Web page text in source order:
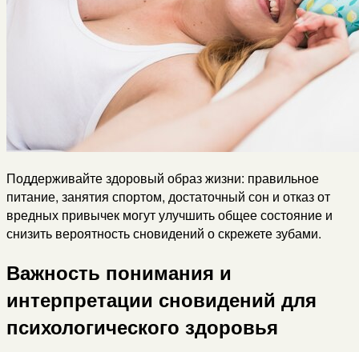
Поддерживайте здоровый образ жизни: правильное
питание, занятия спортом, достаточный сон и отказ от
вредных привычек могут улучшить общее состояние и
снизить вероятность сновидений о скрежете зубами.
Важность понимания и
интерпретации сновидений для
психологического здоровья